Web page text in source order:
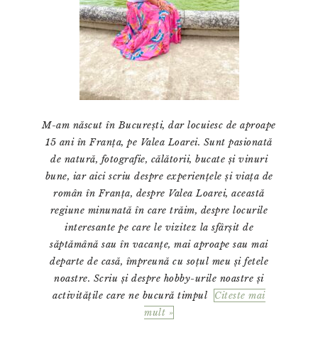
M-am născut în București, dar locuiesc de aproape
15 ani în Franța, pe Valea Loarei. Sunt pasionată
de natură, fotografie, călătorii, bucate și vinuri
bune, iar aici scriu despre experiențele și viața de
român în Franța, despre Valea Loarei, această
regiune minunată în care trăim, despre locurile
interesante pe care le vizitez la sfârșit de
săptămână sau în vacanțe, mai aproape sau mai
departe de casă, împreună cu soțul meu și fetele
noastre. Scriu și despre hobby-urile noastre și
activitățile care ne bucură timpul
Citeste mai
mult »